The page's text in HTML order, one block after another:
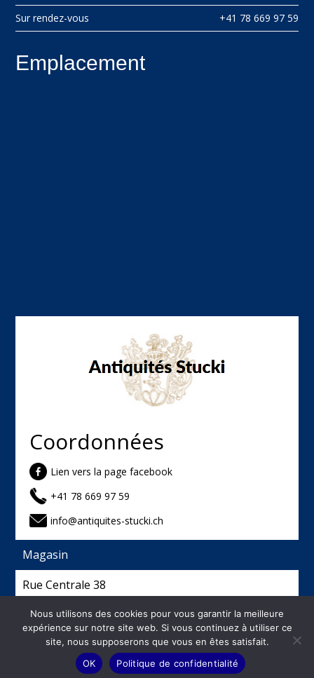
Sur rendez-vous
+41 78 669 97 59
Emplacement
Coordonnées
Lien vers la page facebook
+41 78 669 97 59
info@antiquites-stucki.ch
Magasin
Rue Centrale 38
2740 Moutier
Antiquités Stucki - Créé et hébergé par
ESLAN Sàrl
Nous utilisons des cookies pour vous garantir la meilleure
expérience sur notre site web. Si vous continuez à utiliser ce
site, nous supposerons que vous en êtes satisfait.
OK
Politique de confidentialité
Français